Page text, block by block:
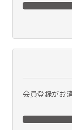
会員登録がお